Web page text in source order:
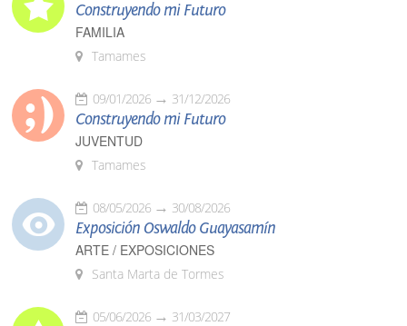
Construyendo mi Futuro
FAMILIA
Tamames
09/01/2026 31/12/2026
Construyendo mi Futuro
JUVENTUD
Tamames
08/05/2026 30/08/2026
Exposición Oswaldo Guayasamín
ARTE / EXPOSICIONES
Santa Marta de Tormes
05/06/2026 31/03/2027